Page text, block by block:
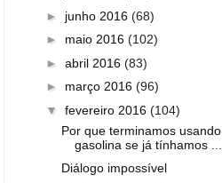
► junho 2016 (68)
► maio 2016 (102)
► abril 2016 (83)
► março 2016 (96)
▼ fevereiro 2016 (104)
Por que terminamos usando
gasolina se já tínhamos ...
Diálogo impossível